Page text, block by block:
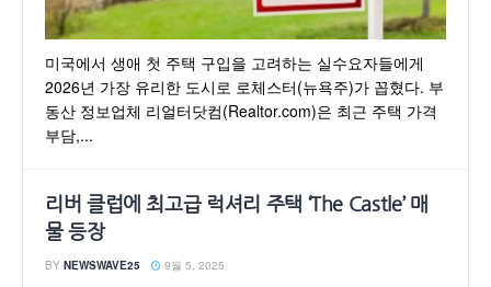
미국에서 생애 첫 주택 구입을 고려하는 실수요자들에게
2026년 가장 유리한 도시로 로체스터(뉴욕주)가 꼽혔다. 부
동산 정보업체 리얼터닷컴(Realtor.com)은 최근 주택 가격
부담,...
리버 클럽에 최고급 럭셔리 주택 ‘The Castle’ 매
물 등장
BY NEWSWAVE25 9월 5, 2025